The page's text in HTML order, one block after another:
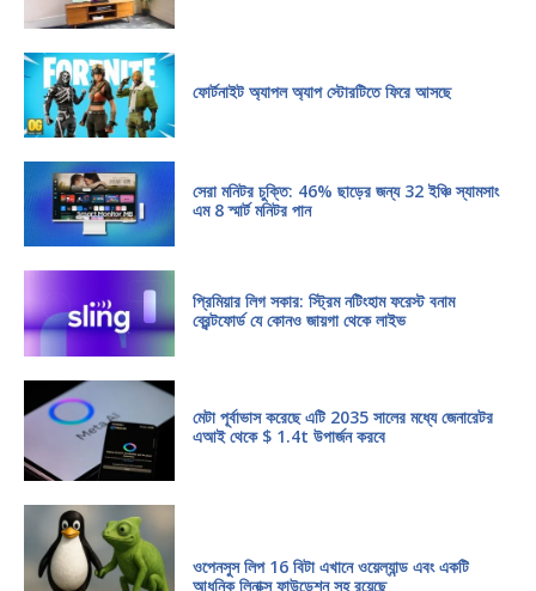
ফোর্টনাইট অ্যাপল অ্যাপ স্টোরটিতে ফিরে আসছে
সেরা মনিটর চুক্তি: 46% ছাড়ের জন্য 32 ইঞ্চি স্যামসাং
এম 8 স্মার্ট মনিটর পান
প্রিমিয়ার লিগ সকার: স্ট্রিম নটিংহাম ফরেস্ট বনাম
ব্রেন্টফোর্ড যে কোনও জায়গা থেকে লাইভ
মেটা পূর্বাভাস করেছে এটি 2035 সালের মধ্যে জেনারেটর
এআই থেকে $ 1.4t উপার্জন করবে
ওপেনসুস লিপ 16 বিটা এখানে ওয়েল্যান্ড এবং একটি
আধুনিক লিনাক্স ফাউন্ডেশন সহ রয়েছে